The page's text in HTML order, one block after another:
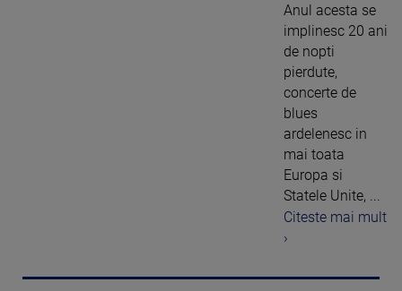
Anul acesta se
implinesc 20 ani
de nopti
pierdute,
concerte de
blues
ardelenesc in
mai toata
Europa si
Statele Unite, ...
Citeste mai mult
›